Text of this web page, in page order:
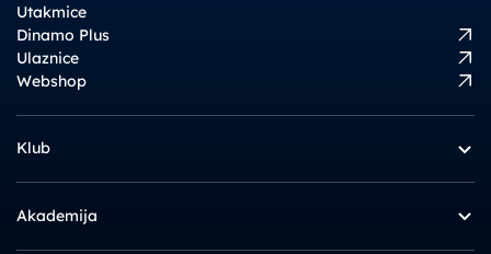
Utakmice
Dinamo Plus
Ulaznice
Webshop
Klub
Akademija